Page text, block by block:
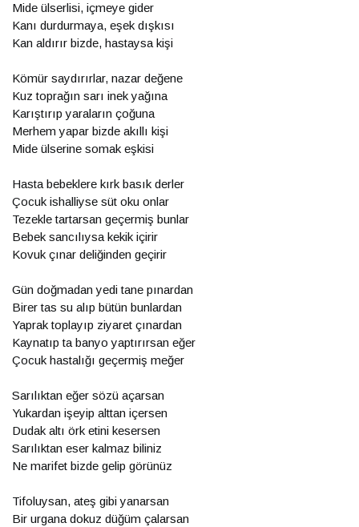
Mide ülserlisi, içmeye gider
Kanı durdurmaya, eşek dışkısı
Kan aldırır bizde, hastaysa kişi
Kömür saydırırlar, nazar değene
Kuz toprağın sarı inek yağına
Karıştırıp yaraların çoğuna
Merhem yapar bizde akıllı kişi
Mide ülserine somak eşkisi
Hasta bebeklere kırk basık derler
Çocuk ishalliyse süt oku onlar
Tezekle tartarsan geçermiş bunlar
Bebek sancılıysa kekik içirir
Kovuk çınar deliğinden geçirir
Gün doğmadan yedi tane pınardan
Birer tas su alıp bütün bunlardan
Yaprak toplayıp ziyaret çınardan
Kaynatıp ta banyo yaptırırsan eğer
Çocuk hastalığı geçermiş meğer
Sarılıktan eğer sözü açarsan
Yukardan işeyip alttan içersen
Dudak altı örk etini kesersen
Sarılıktan eser kalmaz biliniz
Ne marifet bizde gelip görünüz
Tifoluysan, ateş gibi yanarsan
Bir urgana dokuz düğüm çalarsan